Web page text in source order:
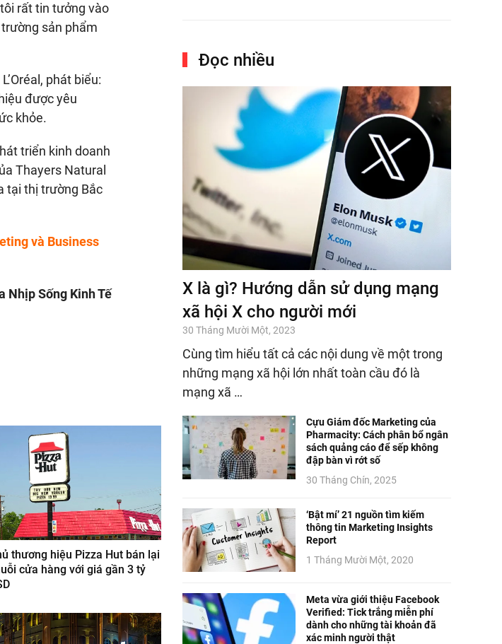
rất tin tưởng vào
sản phẩm
phát biểu:
được yêu
khỏe.
triển kinh doanh
Thayers Natural
tại thị trường Bắc
và Business
Nhịp Sống Kinh Tế
thương hiệu Pizza Hut bán lại
cửa hàng với giá gần 3 tỷ
Đọc nhiều
X là gì? Hướng dẫn sử dụng mạng
xã hội X cho người mới
30 Tháng Mười Một, 2023
Cùng tìm hiểu tất cả các nội dung về một trong
những mạng xã hội lớn nhất toàn cầu đó là
mạng xã …
Cựu Giám đốc Marketing của
Pharmacity: Cách phân bổ ngân
sách quảng cáo để sếp không
đập bàn vì rớt số
30 Tháng Chín, 2025
‘Bật mí’ 21 nguồn tìm kiếm
thông tin Marketing Insights
Report
1 Tháng Mười Một, 2020
Meta vừa giới thiệu Facebook
Verified: Tick trắng miễn phí
dành cho những tài khoản đã
xác minh người thật